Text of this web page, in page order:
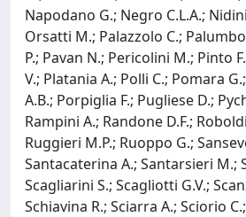
Napodano G.; Negro C.L.A.;
Orsatti M.; Palazzolo C.;
P.; Pavan N.; Pericolini M.; Pinto
V.; Platania A.; Polli C.; Pomara
A.B.; Porpiglia F.; Pugliese D.;
Rampini A.; Randone D.F.;
Ruggieri M.P.; Ruoppo G.;
Santacaterina A.; Santarsieri M.;
Scagliarini S.; Scagliotti G.V.;
Schiavina R.; Sciarra A.; Sciorio